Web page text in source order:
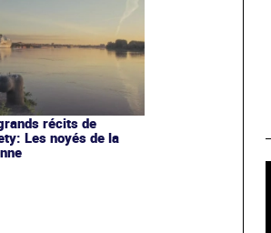
récits de
Les noyés de la